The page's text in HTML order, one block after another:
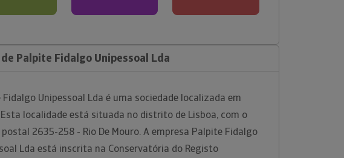
de Palpite Fidalgo Unipessoal Lda
Unipessoal Lda é uma sociedade localizada em
localidade está situada no distrito de Lisboa, com o
2635-258 - Rio De Mouro. A empresa Palpite Fidalgo
Lda está inscrita na Conservatória do Registo